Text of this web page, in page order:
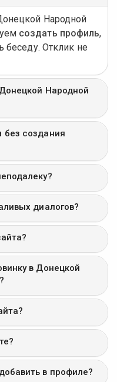
Народной
создать профиль,
беседу. Отклик не
Народной
создания
диалогов?
в Донецкой
в профиле?